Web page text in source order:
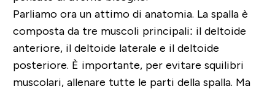
Parliamo ora un attimo di anatomia. La spalla è
composta da tre muscoli principali: il deltoide
anteriore, il deltoide laterale e il deltoide
posteriore. È importante, per evitare squilibri
muscolari, allenare tutte le parti della spalla. Ma